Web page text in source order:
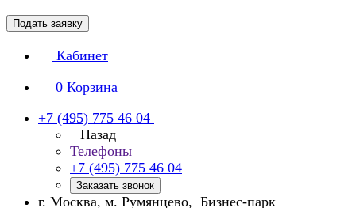
Подать заявку
Кабинет
0 Корзина
+7 (495) 775 46 04
Назад
Телефоны
+7 (495) 775 46 04
Заказать звонок
г. Москва, м. Румянцево, Бизнес-парк